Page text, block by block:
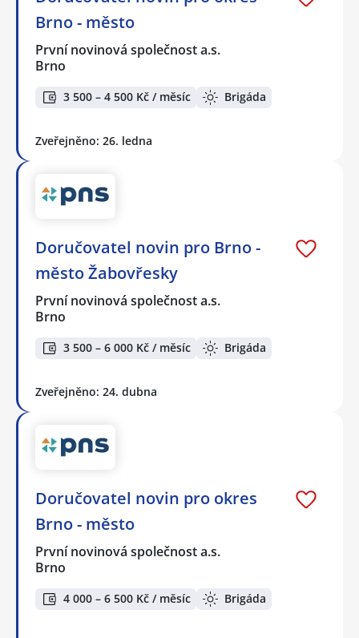
Brno - město
První novinová společnost a.s.
Brno
3 500 – 4 500 Kč / měsíc Brigáda
Zveřejněno: 26. ledna
Doručovatel novin pro Brno -
město Žabovřesky
První novinová společnost a.s.
Brno
3 500 – 6 000 Kč / měsíc Brigáda
Zveřejněno: 24. dubna
Doručovatel novin pro okres
Brno - město
První novinová společnost a.s.
Brno
4 000 – 6 500 Kč / měsíc Brigáda